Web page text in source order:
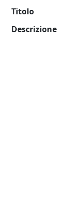
Titolo
Descrizione